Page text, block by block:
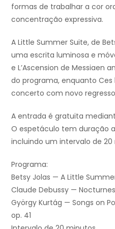
formas de trabalhar a cor
concentração expressiva.
A Little Summer Suite, de
uma escrita luminosa e
e L’Ascension de Messiaen
do programa, enquanto
concerto com novo
A entrada é gratuita
O espetáculo tem duração
incluindo um intervalo de 20
Programa:
Betsy Jolas — A Little
Claude Debussy —
György Kurtág — Songs on
op. 41